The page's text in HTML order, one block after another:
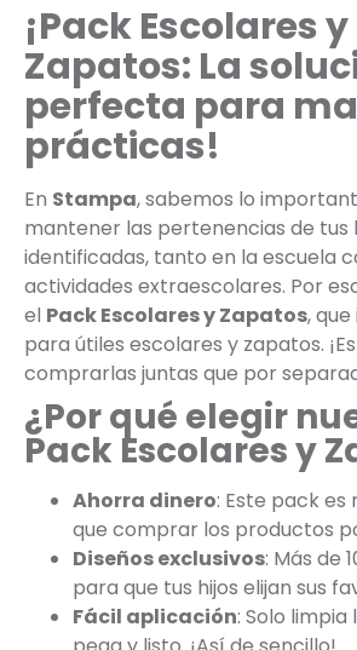
¡Pack Escolares y
Zapatos: La
perfecta para
prácticas!
En Stampa, sabemos lo
mantener las pertenencias de tus
identificadas, tanto en la escuela
actividades extraescolares. Por
el Pack Escolares y Zapatos,
para útiles escolares y zapatos.
comprarlas juntas que por
¿Por qué elegir
Pack Escolares y
Ahorra dinero: Este pack
que comprar los productos
Diseños exclusivos: Más de
para que tus hijos elijan sus
Fácil aplicación: Solo